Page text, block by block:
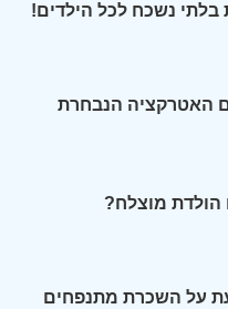
בלתי נשכח לכל הילדים!
האטרקציה הנבחרת
הולדת מוצלח?
על השכרת מתנפחים